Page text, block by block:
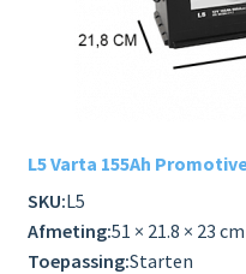
L5 Varta 155Ah
SKU:L5
Afmeting:51 × 21.8 × 23 cm
Toepassing:Starten